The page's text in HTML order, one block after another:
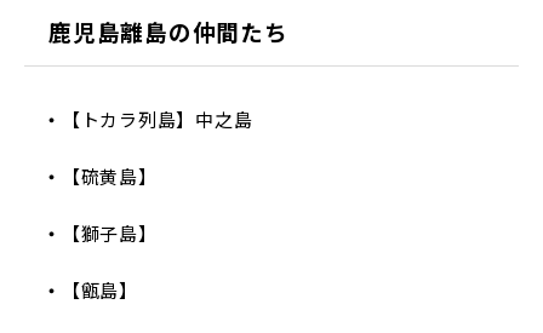
鹿児島離島の仲間たち
【トカラ列島】中之島
【硫黄島】
【獅子島】
【甑島】